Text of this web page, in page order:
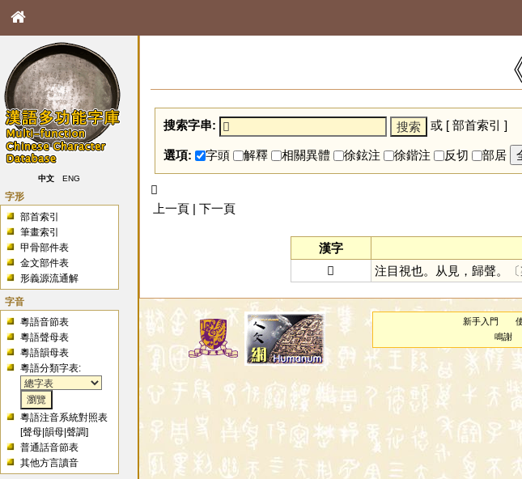
中文 ENG
字形
部首索引
筆畫索引
甲骨部件表
金文部件表
形義源流通解
字音
粵語音節表
粵語聲母表
粵語韻母表
粵語分類字表:
粵語注音系統對照表
[聲母 |韻母 |聲調]
普通話音節表
其他方言讀音
搜索字串: 或 [ 部首索引 ]
選項: 字頭 解釋 相關異體 徐鉉注 徐鍇注 反切 部居
𧢦
上一頁 | 下一頁
漢字
𧢦
注目視也。从見，歸聲。
新手入門
鳴謝